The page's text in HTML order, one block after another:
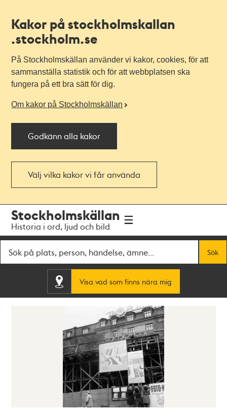
Kakor på stockholmskallan
.stockholm.se
På Stockholmskällan använder vi kakor, cookies, för att
sammanställa statistik och för att webbplatsen ska
fungera på ett bra sätt för dig.
Om kakor på Stockholmskällan
Godkänn alla kakor
Välj vilka kakor vi får använda
navigationen
huvudinnehållet
Stockholmskällan
Historia i ord, ljud och bild
Sök
Visa vad som finns nära mig